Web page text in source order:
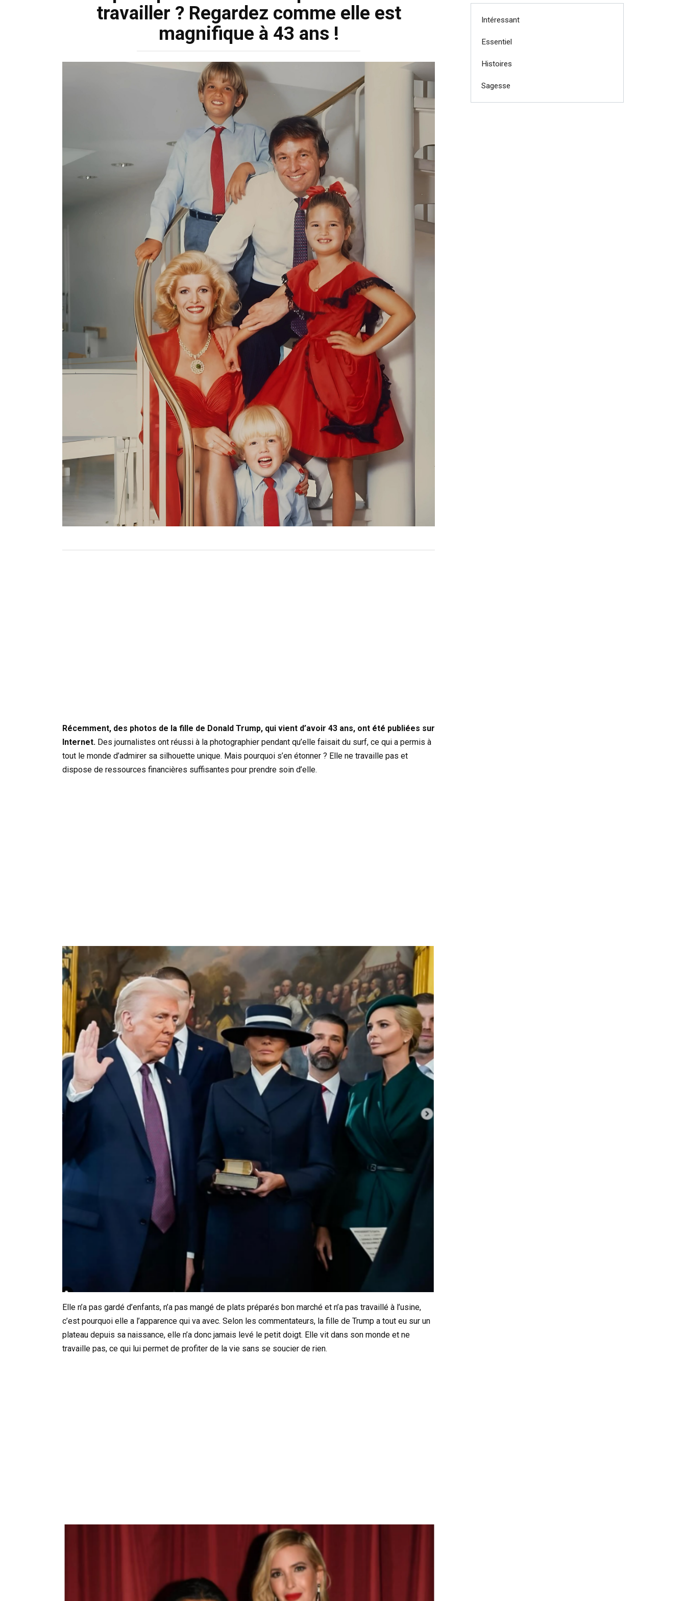
travailler ? Regardez comme elle est
magnifique à 43 ans !
Récemment, des photos de la fille de Donald Trump, qui vient d’avoir 43 ans, ont été publiées sur
Internet. Des journalistes ont réussi à la photographier pendant qu’elle faisait du surf, ce qui a permis à
tout le monde d’admirer sa silhouette unique. Mais pourquoi s’en étonner ? Elle ne travaille pas et
dispose de ressources financières suffisantes pour prendre soin d’elle.
Elle n’a pas gardé d’enfants, n’a pas mangé de plats préparés bon marché et n’a pas travaillé à l’usine,
c’est pourquoi elle a l’apparence qui va avec. Selon les commentateurs, la fille de Trump a tout eu sur un
plateau depuis sa naissance, elle n’a donc jamais levé le petit doigt. Elle vit dans son monde et ne
travaille pas, ce qui lui permet de profiter de la vie sans se soucier de rien.
Intéressant
Essentiel
Histoires
Sagesse